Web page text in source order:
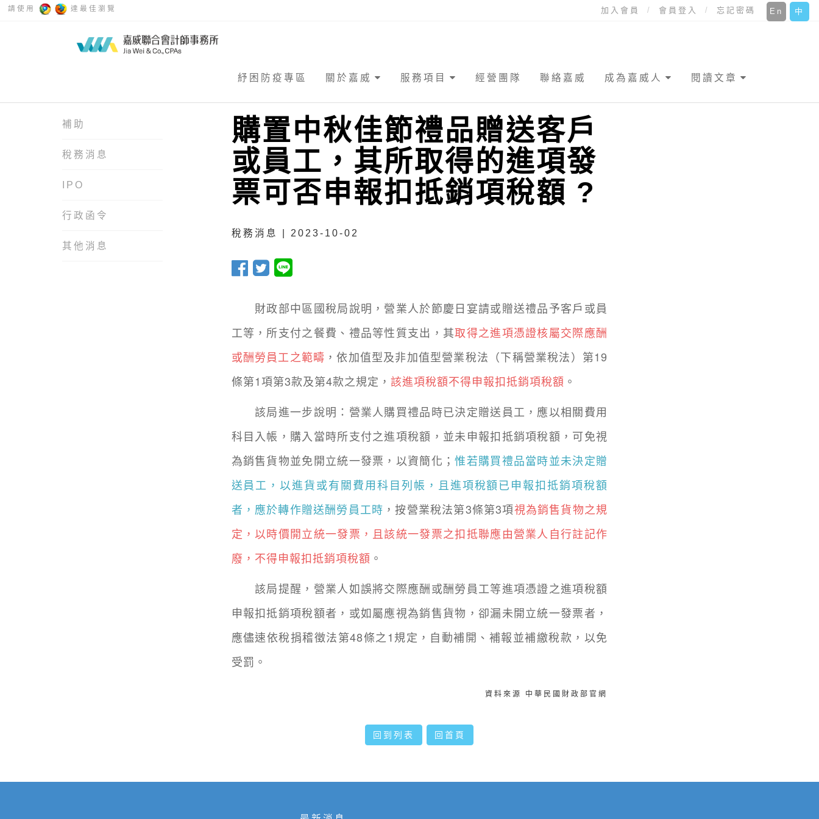
請使用 達最佳瀏覽 中
En
加入會員 會員登入 忘記密碼
紓困防疫專區 關於嘉威 服務項目 經營團隊 聯絡嘉威 成為嘉威人 閱讀文章
補助
稅務消息
IPO
行政函令
其他消息
購置中秋佳節禮品贈送客戶
或員工，其所取得的進項發
票可否申報扣抵銷項稅額 ?
稅務消息 | 2023-10-02
財政部中區國稅局說明，營業人於節慶日宴請或贈送禮品予客戶或員
工等，所支付之餐費、禮品等性質支出，其取得之進項憑證核屬交際應酬
或酬勞員工之範疇 ，依加值型及非加值型營業稅法（下稱營業稅法）第19
條第1項第3款及第4款之規定， 該進項稅額不得申報扣抵銷項稅額 。
該局進一步說明：營業人購買禮品時已決定贈送員工，應以相關費用
科目入帳，購入當時所支付之進項稅額，並未申報扣抵銷項稅額，可免視
為銷售貨物並免開立統一發票，以資簡化；惟若購買禮品當時並未決定贈
送員工，以進貨或有關費用科目列帳，且進項稅額已申報扣抵銷項稅額
者，應於轉作贈送酬勞員工時 ，按營業稅法第3條第3項視為銷售貨物之規
定，以時價開立統一發票，且該統一發票之扣抵聯應由營業人自行註記作
廢，不得申報扣抵銷項稅額 。
該局提醒，營業人如誤將交際應酬或酬勞員工等進項憑證之進項稅額
申報扣抵銷項稅額者，或如屬應視為銷售貨物，卻漏未開立統一發票者，
應儘速依稅捐稽徵法第48條之1規定，自動補開、補報並補繳稅款，以免
受罰。
資料來源 中華民國財政部官網
回到列表 回首頁